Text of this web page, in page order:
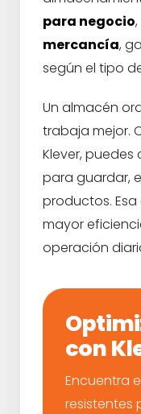
para negocio,
mercancía,
según el tipo
Un almacén
trabaja mejor.
Klever, puedes
para guardar,
productos.
mayor
operación
con
Encuentra
resistentes